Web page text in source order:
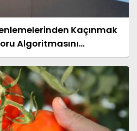
Kaçınmak
Algoritmasını